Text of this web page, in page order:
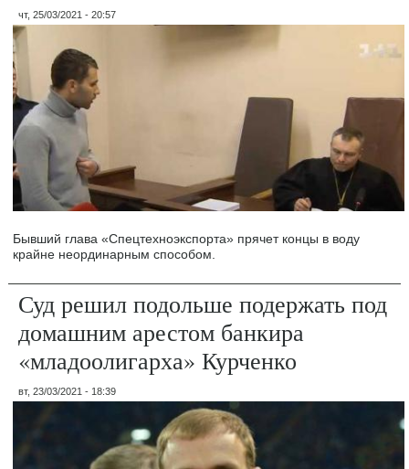
чт, 25/03/2021 - 20:57
Бывший глава «Спецтехноэкспорта» прячет концы в воду
крайне неординарным способом.
Суд решил подольше подержать под
домашним арестом банкира
«младоолигарха» Курченко
вт, 23/03/2021 - 18:39